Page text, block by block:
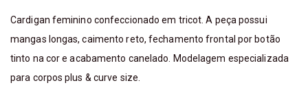
Cardigan feminino confeccionado em tricot. A peça possui
mangas longas, caimento reto, fechamento frontal por botão
tinto na cor e acabamento canelado. Modelagem especializada
para corpos plus & curve size.